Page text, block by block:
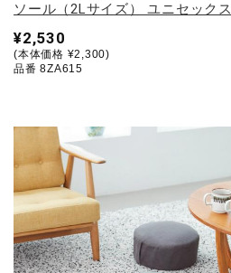
ソール（2Lサイズ） ユニセックス
¥2,530
(本体価格 ¥2,300)
品番 8ZA615